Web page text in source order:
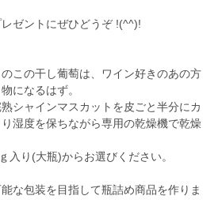
ゼントにぜひどうぞ !(^^)!
この干し葡萄は、ワイン好きのあの方
になるはず。
シャインマスカットを皮ごと半分にカ
湿度を保ちながら専用の乾燥機で乾燥
入り(大瓶)からお選びください。
な包装を目指して瓶詰め商品を作りま